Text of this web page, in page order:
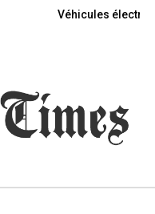
Véhicules